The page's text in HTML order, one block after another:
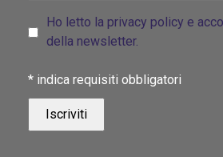
Ho letto la privacy policy e
della newsletter.
* indica requisiti obbligatori